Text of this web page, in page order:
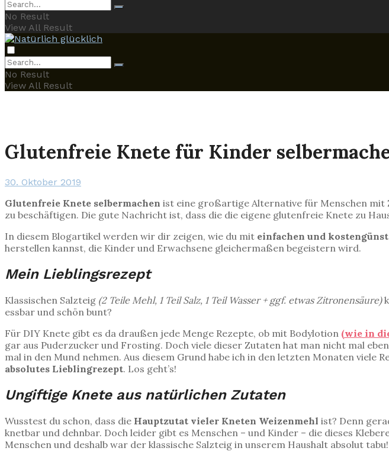
No Result
View All Result
No Result
View All Result
Glutenfreie Knete für Kinder
30. Oktober 2019
Glutenfreie Knete selbermachen ist eine großartige Alternative für Menschen mit
zu beschäftigen. Die gute Nachricht ist, dass die die eigene glutenfreie Knete zu
In diesem Blogartikel werden wir dir zeigen, wie du mit einfachen und
herstellen kannst, die Kinder und Erwachsene gleichermaßen begeistern wird.
Mein Lieblingsrezept
Klassischen Salzteig (2 Teile Mehl, 1 Teil Salz, 1 Teil Wasser + ggf. etwas Zitronensäure)
essbar und schön bunt?
Für DIY Knete gibt es da draußen jede Menge Rezepte, ob mit Bodylotion (wie in
gar aus Puderzucker und Frosting. Doch viele dieser Zutaten hat man nicht mal
mal in den Mund nehmen. Aus diesem Grund habe ich in den letzten Monaten viele
absolutes Lieblingrezept. Los geht’s!
Ungiftige Knete aus natürlichen Zutaten
Wusstest du schon, dass die Hauptzutat vieler Kneten Weizenmehl ist? Denn
knetbar und dehnbar. Doch leider gibt es Menschen – und Kinder – die dieses
Menschen und deshalb war der klassische Salzteig in unserem Haushalt absolut tabu!